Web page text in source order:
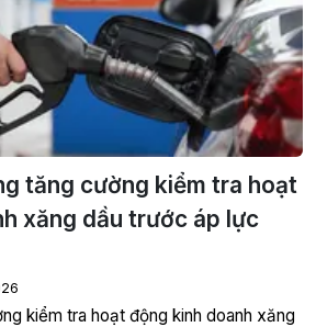
tăng cường kiểm tra hoạt
xăng dầu trước áp lực
kiểm tra hoạt động kinh doanh xăng